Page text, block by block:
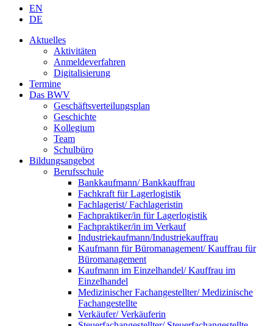
EN
DE
Aktuelles
Aktivitäten
Anmeldeverfahren
Digitalisierung
Termine
Das BWV
Geschäftsverteilungsplan
Geschichte
Kollegium
Team
Schulbüro
Bildungsangebot
Berufsschule
Bankkaufmann/ Bankkauffrau
Fachkraft für Lagerlogistik
Fachlagerist/ Fachlageristin
Fachpraktiker/in für Lagerlogistik
Fachpraktiker/in im Verkauf
Industriekaufmann/Industriekauffrau
Kaufmann für Büromanagement/ Kauffrau für
Büromanagement
Kaufmann im Einzelhandel/ Kauffrau im
Einzelhandel
Medizinischer Fachangestellter/ Medizinische
Fachangestellte
Verkäufer/ Verkäuferin